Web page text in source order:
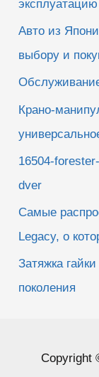
эксплуатацию
Авто из
выбору и
Крано-
16504-
dver
Самые
Legacy, о
Затяжка
поколения
Copyright